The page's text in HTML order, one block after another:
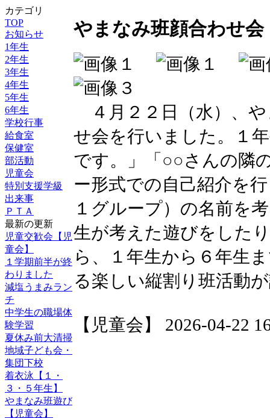
カテゴリ
TOP
お知らせ
1年生
2年生
3年生
4年生
5年生
6年生
学校行事
給食室
保健室
部活動
児童会
特別支援学級
出来事
ＰＴＡ
最新の更新
児童交歓会【児
童会】
１学期前半が終
わりました
減塩うまみラン
チ
中学生の職場体
験学習
夏休み前大清掃
地域子ども会・
集団下校
着衣泳【１・
３・５年生】
やまなみ班遊び
【児童会】
やまなみ班顔合わせ会
４月２２日（水）、
せ会を行いました。１
です。」「○○さんの隣
ー形式での自己紹介を
１グループ）の名前を
生が考えた遊びをした
ら、１年生から６年生
る楽しい縦割り班活動
【児童会】 2026-04-22